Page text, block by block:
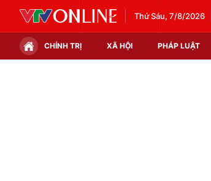
Thứ Sáu, 7/8/2026
CHÍNH TRỊ XÃ HỘI PHÁP LUẬT